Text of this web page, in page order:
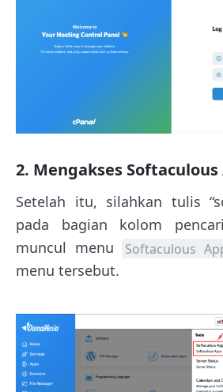
2. Mengakses
Setelah itu, silahkan tulis
pada bagian kolom
muncul menu
Softaculous
menu tersebut.